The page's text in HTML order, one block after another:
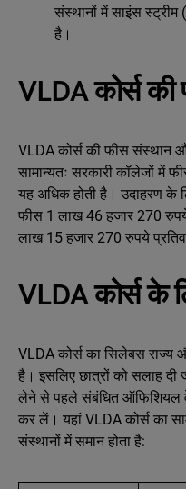
संस्थानों में साइंस स्ट्रीम
है।
VLDA कोर्स की
VLDA कोर्स की फीस संस्थान
सामान्यतः सरकारी कॉलेजों में
यह अधिक होती है। उदाहरण के
फीस 1 लाख 46 हजार 270
लाख 15 हजार 270 रुपये
VLDA कोर्स के
VLDA कोर्स का सिलेबस राज्य
है। इसलिए छात्रों को सलाह
लेने से पहले संबंधित ऑफिशियल
कर लें। यहां VLDA कोर्स का
संस्थानों में समान होता है: